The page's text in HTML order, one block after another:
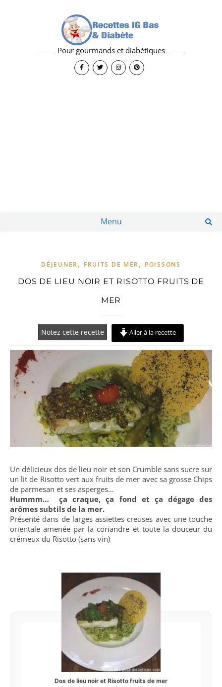
Pour gourmands et diabétiques
Menu
DÉJEUNER, FRUITS DE MER, POISSONS
DOS DE LIEU NOIR ET RISOTTO FRUITS DE
MER
Notez cette recette Aller à la recette
Un délicieux dos de lieu noir et son Crumble sans sucre sur
un lit de Risotto vert aux fruits de mer avec sa grosse Chips
de parmesan et ses asperges…
Hummm… ça craque, ça fond et ça dégage des
arômes subtils de la mer.
Présenté dans de larges assiettes creuses avec une touche
orientale amenée par la coriandre et toute la douceur du
crémeux du Risotto (sans vin)
Dos de lieu noir et Risotto fruits de mer